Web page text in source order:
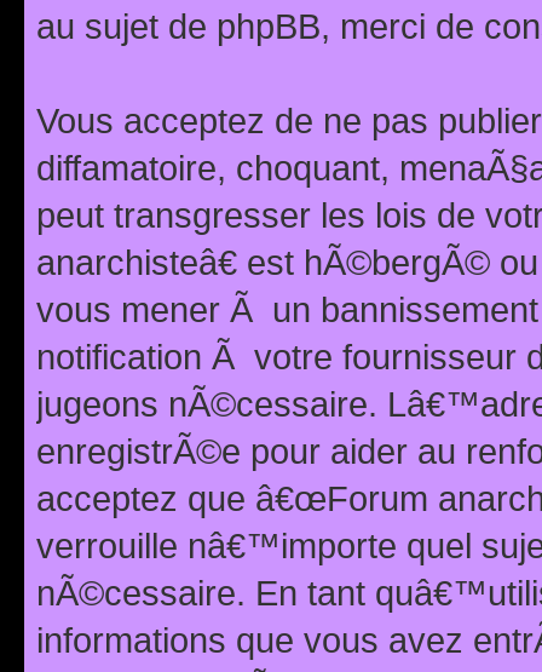
au sujet de phpBB, merci de
Vous acceptez de ne pas
diffamatoire, choquant,
peut transgresser les lois de
anarchisteâ€ est hÃ©bergÃ©
vous mener Ã un
notification Ã votre fournisseur
jugeons nÃ©cessaire.
enregistrÃ©e pour aider au
acceptez que â€œForum
verrouille nâ€™importe quel
nÃ©cessaire. En tant
informations que vous avez